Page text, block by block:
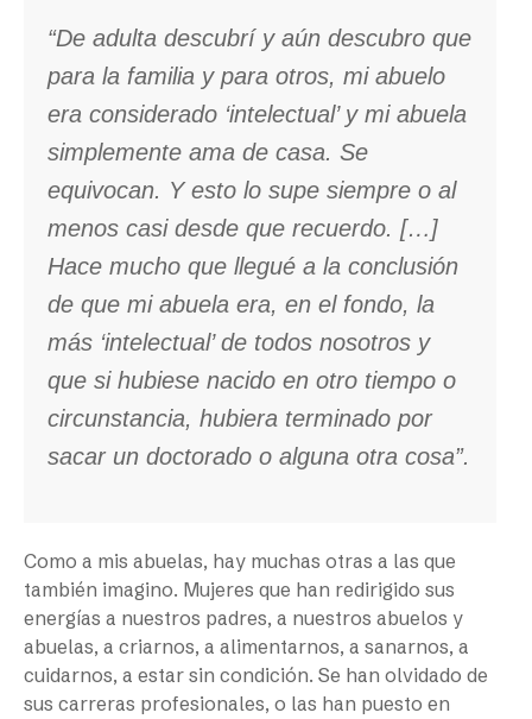
“De adulta descubrí y aún descubro que
para la familia y para otros, mi abuelo
era considerado ‘intelectual’ y mi abuela
simplemente ama de casa. Se
equivocan. Y esto lo supe siempre o al
menos casi desde que recuerdo. […]
Hace mucho que llegué a la conclusión
de que mi abuela era, en el fondo, la
más ‘intelectual’ de todos nosotros y
que si hubiese nacido en otro tiempo o
circunstancia, hubiera terminado por
sacar un doctorado o alguna otra cosa”.
Como a mis abuelas, hay muchas otras a las que
también imagino. Mujeres que han redirigido sus
energías a nuestros padres, a nuestros abuelos y
abuelas, a criarnos, a alimentarnos, a sanarnos, a
cuidarnos, a estar sin condición. Se han olvidado de
sus carreras profesionales, o las han puesto en